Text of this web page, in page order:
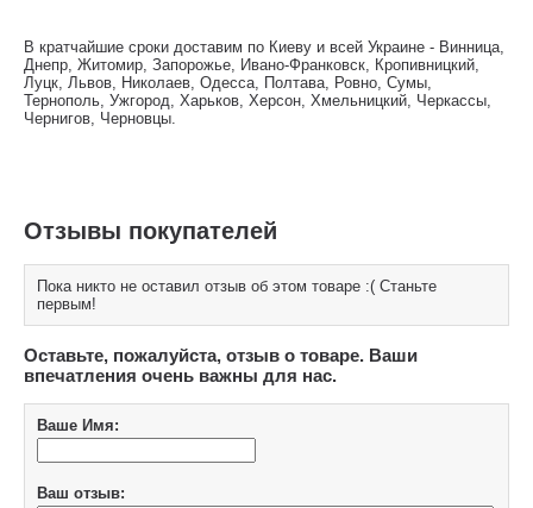
В кратчайшие сроки доставим по Киеву и всей Украине - Винница,
Днепр, Житомир, Запорожье, Ивано-Франковск, Кропивницкий,
Луцк, Львов, Николаев, Одесса, Полтава, Ровно, Сумы,
Тернополь, Ужгород, Харьков, Херсон, Хмельницкий, Черкассы,
Чернигов, Черновцы.
Отзывы покупателей
Пока никто не оставил отзыв об этом товаре :( Станьте
первым!
Оставьте, пожалуйста, отзыв о товаре. Ваши
впечатления очень важны для нас.
Ваше Имя:
Ваш отзыв: